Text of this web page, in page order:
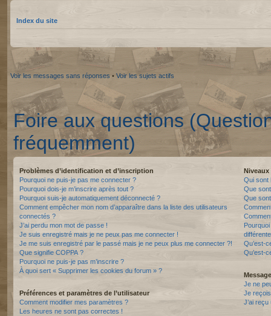
Index du site
Voir les messages sans réponses • Voir les sujets actifs
Foire aux questions
fréquemment)
Problèmes d’identification et d’inscription
Pourquoi ne puis-je pas me connecter ?
Pourquoi dois-je m’inscrire après tout ?
Pourquoi suis-je automatiquement déconnecté ?
Comment empêcher mon nom d’apparaître dans la liste des utilisateurs
connectés ?
J’ai perdu mon mot de passe !
Je suis enregistré mais je ne peux pas me connecter !
Je me suis enregistré par le passé mais je ne peux plus me connecter ?!
Que signifie COPPA ?
Pourquoi ne puis-je pas m’inscrire ?
À quoi sert « Supprimer les cookies du forum » ?
Préférences et paramètres de l’utilisateur
Comment modifier mes paramètres ?
Les heures ne sont pas correctes !
Niveaux
Qui sont
Que
Que
Qu’est-
Qu’est-
Je ne
Je
J’ai